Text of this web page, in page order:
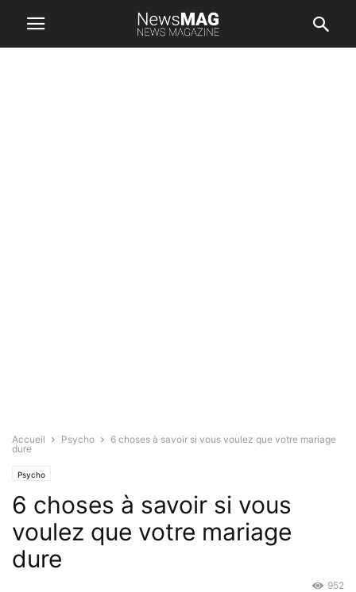
Accueil Psycho
6 choses à savoir si vous voulez que votre mariage
dure
Psycho
6 choses à savoir si vous
voulez que votre mariage
dure
952